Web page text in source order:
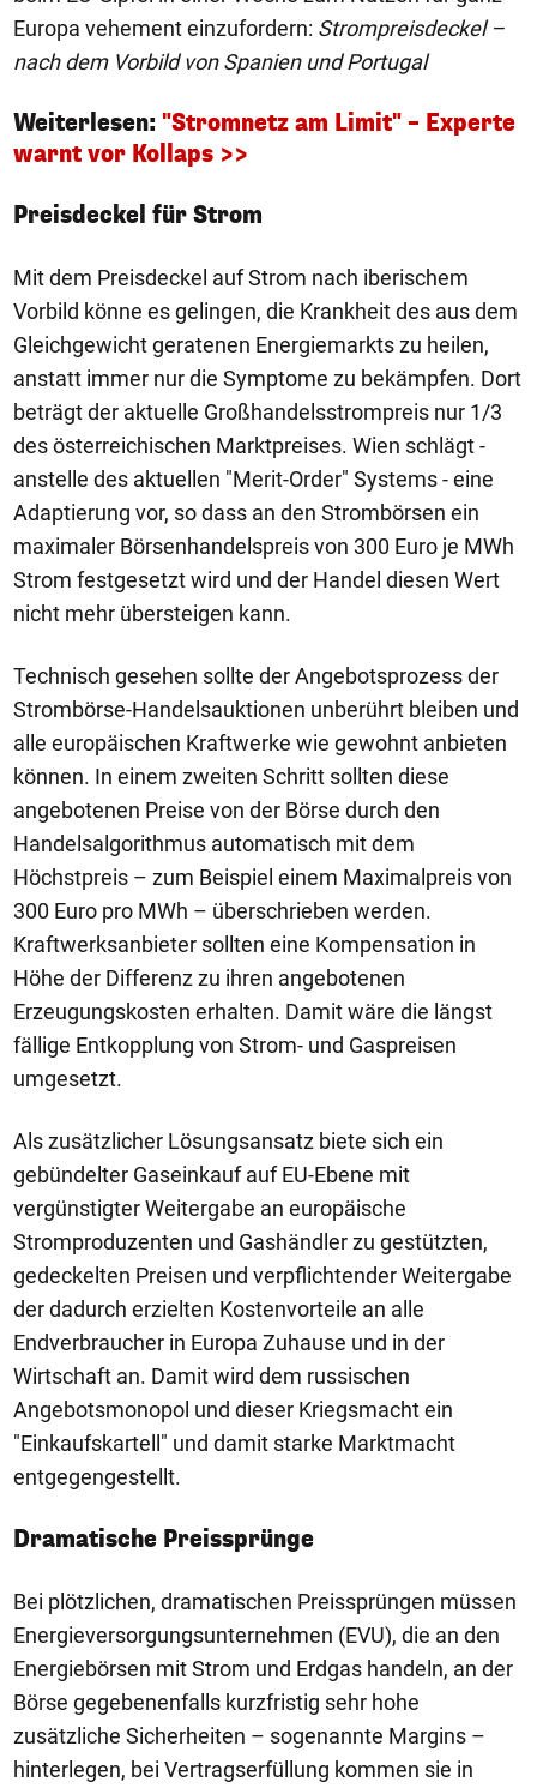
Europa vehement einzufordern: Strompreisdeckel –
nach dem Vorbild von Spanien und Portugal
Weiterlesen: "Stromnetz am Limit" – Experte
warnt vor Kollaps >>
Preisdeckel für Strom
Mit dem Preisdeckel auf Strom nach iberischem
Vorbild könne es gelingen, die Krankheit des aus dem
Gleichgewicht geratenen Energiemarkts zu heilen,
anstatt immer nur die Symptome zu bekämpfen. Dort
beträgt der aktuelle Großhandelsstrompreis nur 1/3
des österreichischen Marktpreises. Wien schlägt -
anstelle des aktuellen "Merit-Order" Systems - eine
Adaptierung vor, so dass an den Strombörsen ein
maximaler Börsenhandelspreis von 300 Euro je MWh
Strom festgesetzt wird und der Handel diesen Wert
nicht mehr übersteigen kann.
Technisch gesehen sollte der Angebotsprozess der
Strombörse-Handelsauktionen unberührt bleiben und
alle europäischen Kraftwerke wie gewohnt anbieten
können. In einem zweiten Schritt sollten diese
angebotenen Preise von der Börse durch den
Handelsalgorithmus automatisch mit dem
Höchstpreis – zum Beispiel einem Maximalpreis von
300 Euro pro MWh – überschrieben werden.
Kraftwerksanbieter sollten eine Kompensation in
Höhe der Differenz zu ihren angebotenen
Erzeugungskosten erhalten. Damit wäre die längst
fällige Entkopplung von Strom- und Gaspreisen
umgesetzt.
Als zusätzlicher Lösungsansatz biete sich ein
gebündelter Gaseinkauf auf EU-Ebene mit
vergünstigter Weitergabe an europäische
Stromproduzenten und Gashändler zu gestützten,
gedeckelten Preisen und verpflichtender Weitergabe
der dadurch erzielten Kostenvorteile an alle
Endverbraucher in Europa Zuhause und in der
Wirtschaft an. Damit wird dem russischen
Angebotsmonopol und dieser Kriegsmacht ein
"Einkaufskartell" und damit starke Marktmacht
entgegengestellt.
Dramatische Preissprünge
Bei plötzlichen, dramatischen Preissprüngen müssen
Energieversorgungsunternehmen (EVU), die an den
Energiebörsen mit Strom und Erdgas handeln, an der
Börse gegebenenfalls kurzfristig sehr hohe
zusätzliche Sicherheiten – sogenannte Margins –
hinterlegen, bei Vertragserfüllung kommen sie in